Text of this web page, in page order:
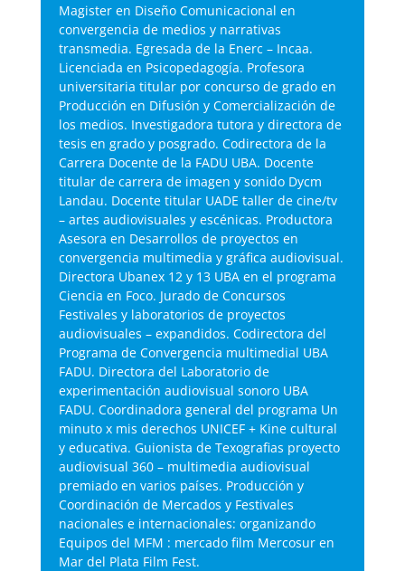
Magister en Diseño Comunicacional en
convergencia de medios y narrativas
transmedia. Egresada de la Enerc – Incaa.
Licenciada en Psicopedagogía. Profesora
universitaria titular por concurso de grado en
Producción en Difusión y Comercialización de
los medios. Investigadora tutora y directora de
tesis en grado y posgrado. Codirectora de la
Carrera Docente de la FADU UBA. Docente
titular de carrera de imagen y sonido Dycm
Landau. Docente titular UADE taller de cine/tv
– artes audiovisuales y escénicas. Productora
Asesora en Desarrollos de proyectos en
convergencia multimedia y gráfica audiovisual.
Directora Ubanex 12 y 13 UBA en el programa
Ciencia en Foco. Jurado de Concursos
Festivales y laboratorios de proyectos
audiovisuales – expandidos. Codirectora del
Programa de Convergencia multimedial UBA
FADU. Directora del Laboratorio de
experimentación audiovisual sonoro UBA
FADU. Coordinadora general del programa Un
minuto x mis derechos UNICEF + Kine cultural
y educativa. Guionista de Texografias proyecto
audiovisual 360 – multimedia audiovisual
premiado en varios países. Producción y
Coordinación de Mercados y Festivales
nacionales e internacionales: organizando
Equipos del MFM : mercado film Mercosur en
Mar del Plata Film Fest.